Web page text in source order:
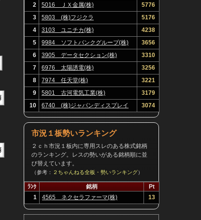
(株)
2
5016 ＪＸ金属(株)
5776
3
5803 (株)フジクラ
5176
4
3103 ユニチカ(株)
4238
5
9984 ソフトバンクグループ(株)
3656
6
3905 データセクション(株)
3310
7
6976 太陽誘電(株)
3256
8
7974 任天堂(株)
3221
9
5801 古河電気工業(株)
3179
10
6740 (株)ジャパンディスプレイ 3074
市況１板勢いランキング
２ｃｈ市況１板内に専用スレのある株式銘柄
のランキング。レスの勢いがある銘柄順に並
び替えています。
（参考：２ちゃんねる全板・勢いランキング）
ﾗﾝｸ 銘柄
Pt
1
4565 ネクセラファーマ(株) 13